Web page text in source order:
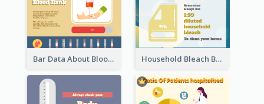
Bar Data About Blood Donation Household Bleach Bottle